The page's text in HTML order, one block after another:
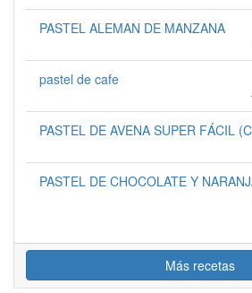
PASTEL ALEMAN DE MANZANA
pastel de cafe
PASTEL DE AVENA SUPER FÁCIL
PASTEL DE CHOCOLATE Y
Más recetas